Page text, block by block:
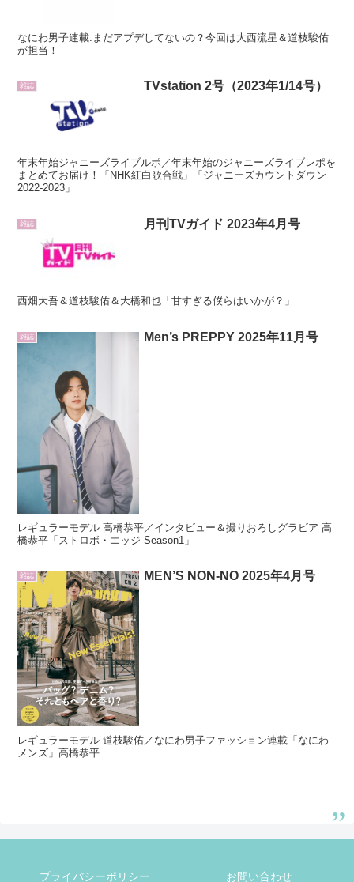
なにわ男子連載:まだアプデしてないの？今回は大西流星＆道枝駿佑
が担当！
雑誌 TVstation 2号（2023年1/14号）
年末年始ジャニーズライブルポ／年末年始のジャニーズライブレポを
まとめてお届け！「NHK紅白歌合戦」「ジャニーズカウントダウン
2022-2023」
雑誌 月刊TVガイド 2023年4月号
西畑大吾＆道枝駿佑＆大橋和也「甘すぎる僕らはいかが？」
雑誌 Men’s PREPPY 2025年11月号
レギュラーモデル 高橋恭平／インタビュー＆撮りおろしグラビア 高
橋恭平「ストロボ・エッジ Season1」
雑誌 MEN’S NON-NO 2025年4月号
レギュラーモデル 道枝駿佑／なにわ男子ファッション連載「なにわ
メンズ」高橋恭平
プライバシーポリシー お問い合わせ